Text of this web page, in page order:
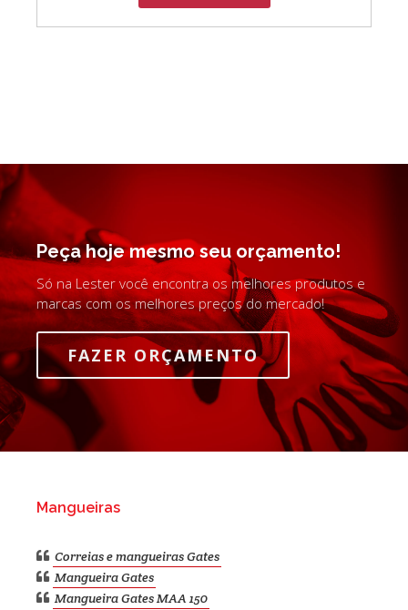
Peça hoje mesmo seu orçamento!
Só na Lester você encontra os melhores produtos e
marcas com os melhores preços do mercado!
FAZER ORÇAMENTO
Mangueiras
Correias e mangueiras Gates
Mangueira Gates
Mangueira Gates MAA 150